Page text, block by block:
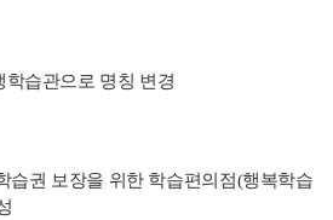
학습관으로 명칭 변경
습권 보장을 위한 학습편의점(행복학습